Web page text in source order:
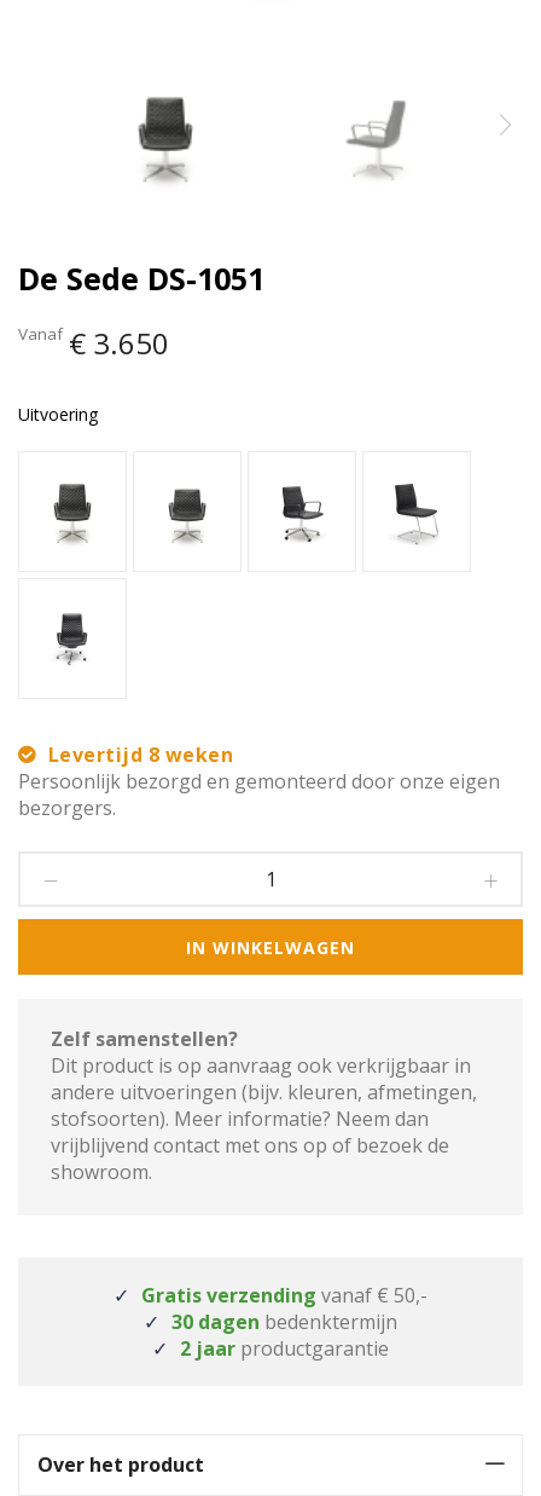
De Sede DS-1051
Vanaf € 3.650
Uitvoering
Levertijd 8 weken
Persoonlijk bezorgd en gemonteerd door onze eigen
bezorgers.
IN WINKELWAGEN
Zelf samenstellen?
Dit product is op aanvraag ook verkrijgbaar in
andere uitvoeringen (bijv. kleuren, afmetingen,
stofsoorten). Meer informatie? Neem dan
vrijblijvend contact met ons op of bezoek de
showroom.
Gratis verzending vanaf € 50,-
30 dagen bedenktermijn
2 jaar productgarantie
Over het product